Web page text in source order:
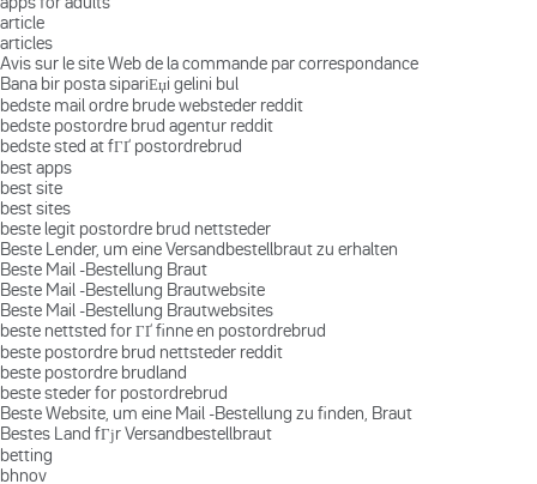
article
articles
Avis sur le site Web de la commande par correspondance
Bana bir posta sipariЕџi gelini bul
bedste mail ordre brude websteder reddit
bedste postordre brud agentur reddit
bedste sted at fГҐ postordrebrud
best apps
best site
best sites
beste legit postordre brud nettsteder
Beste Lender, um eine Versandbestellbraut zu erhalten
Beste Mail -Bestellung Braut
Beste Mail -Bestellung Brautwebsite
Beste Mail -Bestellung Brautwebsites
beste nettsted for ГҐ finne en postordrebrud
beste postordre brud nettsteder reddit
beste postordre brudland
beste steder for postordrebrud
Beste Website, um eine Mail -Bestellung zu finden, Braut
Bestes Land fГјr Versandbestellbraut
betting
bhnov